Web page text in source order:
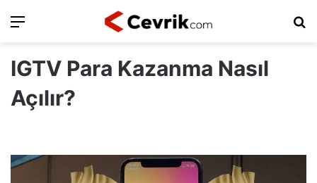
Ara
IGTV Para Kazanma Nasıl
Açılır?